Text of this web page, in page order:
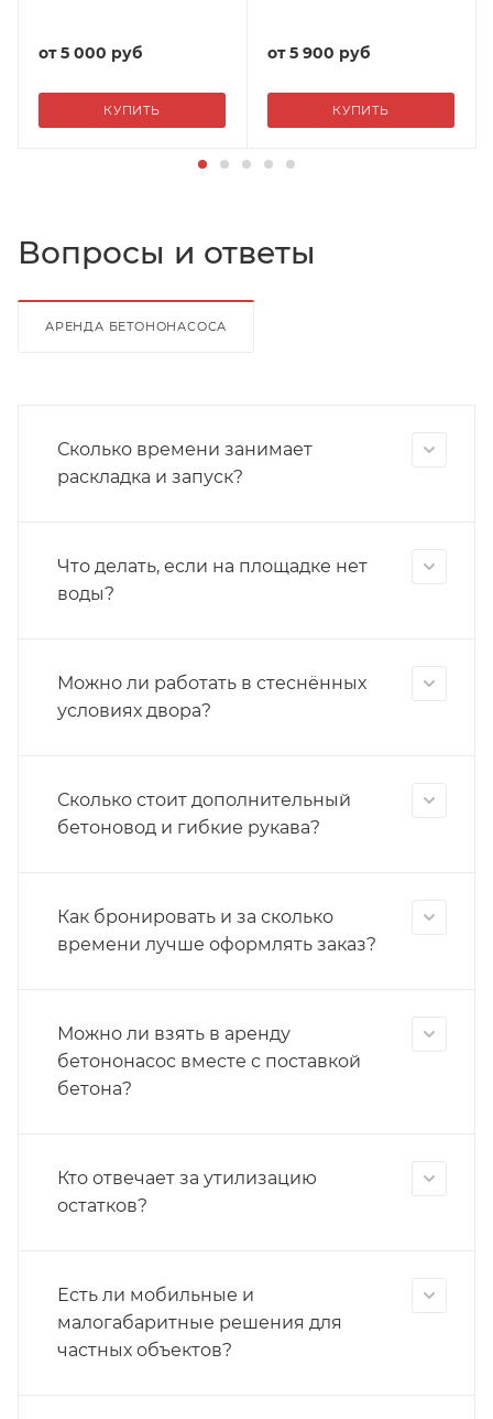
от5 000 руб
КУПИТЬ
от5 900 руб
КУПИТЬ
Вопросы и ответы
АРЕНДА БЕТОНОНАСОСА
Сколько времени занимает
раскладка и запуск?
Что делать, если на площадке нет
воды?
Можно ли работать в стеснённых
условиях двора?
Сколько стоит дополнительный
бетоновод и гибкие рукава?
Как бронировать и за сколько
времени лучше оформлять заказ?
Можно ли взять в аренду
бетононасос вместе с поставкой
бетона?
Кто отвечает за утилизацию
остатков?
Есть ли мобильные и
малогабаритные решения для
частных объектов?